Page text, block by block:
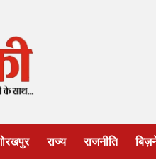
राज्य राजनीति